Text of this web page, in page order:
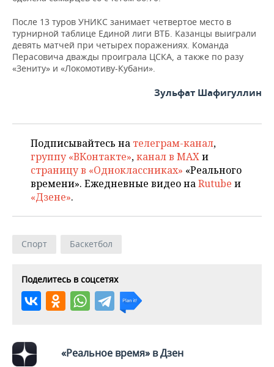
После 13 туров УНИКС занимает четвертое место в
турнирной таблице Единой лиги ВТБ. Казанцы выиграли
девять матчей при четырех поражениях. Команда
Перасовича дважды проиграла ЦСКА, а также по разу
«Зениту» и «Локомотиву-Кубани».
Зульфат Шафигуллин
Подписывайтесь на телеграм-канал,
группу «ВКонтакте»,канал в MAXи
страницу в «Одноклассниках» «Реального
времени». Ежедневные видео наRutube и
«Дзене».
Спорт Баскетбол
Поделитесь в соцсетях
«Реальное время» в Дзен